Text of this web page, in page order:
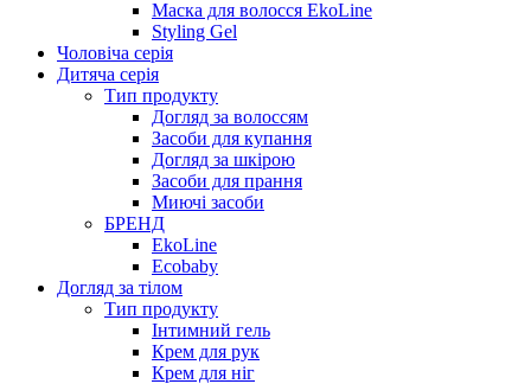
Маска для волосся EkoLine
Styling Gel
Чоловіча серія
Дитяча серія
Тип продукту
Догляд за волоссям
Засоби для купання
Догляд за шкірою
Засоби для прання
Миючі засоби
БРЕНД
EkoLine
Ecobaby
Догляд за тілом
Тип продукту
Інтимний гель
Крем для рук
Крем для ніг